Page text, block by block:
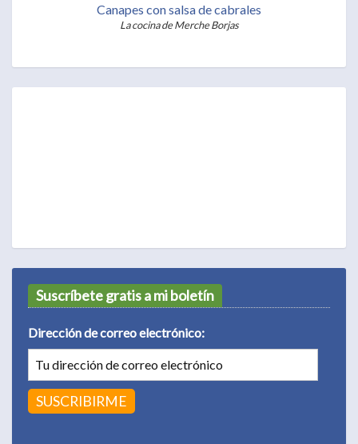
Canapes con salsa de cabrales
La cocina de Merche Borjas
Suscríbete gratis a mi boletín
Dirección de correo electrónico: